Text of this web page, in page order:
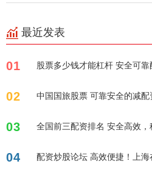
最近发表
01 股票多少钱才能杠杆 安全可
02 中国国旅股票 可靠安全的减
03 全国前三配资排名 安全高效，
04 配资炒股论坛 高效便捷！上